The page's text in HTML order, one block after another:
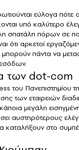
εύλογα
υπό καλύτερο
σπατάλη πόρων σε
αρκετοί
πάντα να
των dot-com
Πανεπιστημίου
των εταιρειών
μεγάλη
αυστηρότερους
καταλήξουν στο